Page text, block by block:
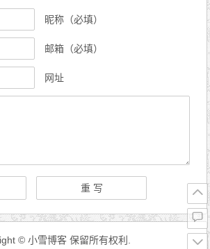
昵称（必填）
邮箱（必填）
网址
© 小雪博客 保留所有权利.